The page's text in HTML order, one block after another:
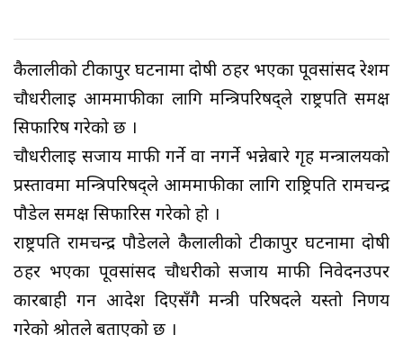
कैलालीको टीकापुर घटनामा दोषी ठहर भएका पूर्वसांसद रेशम
चौधरीलाई आममाफीका लागि मन्त्रिपरिषद्ले राष्ट्रपति समक्ष
सिफारिष गरेको छ ।
चौधरीलाई सजाय माफी गर्ने वा नगर्ने भन्नेबारे गृह मन्त्रालयको
प्रस्तावमा मन्त्रिपरिषद्ले आममाफीका लागि राष्ट्रिपति रामचन्द्र
पौडेल समक्ष सिफारिस गरेको हो ।
राष्ट्रपति रामचन्द्र पौडेलले कैलालीको टीकापुर घटनामा दोषी
ठहर भएका पूर्वसांसद चौधरीको सजाय माफी निवेदनउपर
कारबाही गर्न आदेश दिएसँगै मन्त्री परिषदले यस्तो निर्णय
गरेको श्रोतले बताएको छ ।